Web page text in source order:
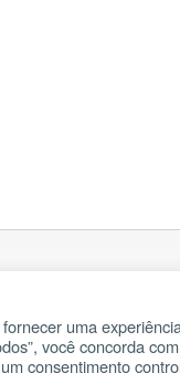
uma
você concorda
consentimento